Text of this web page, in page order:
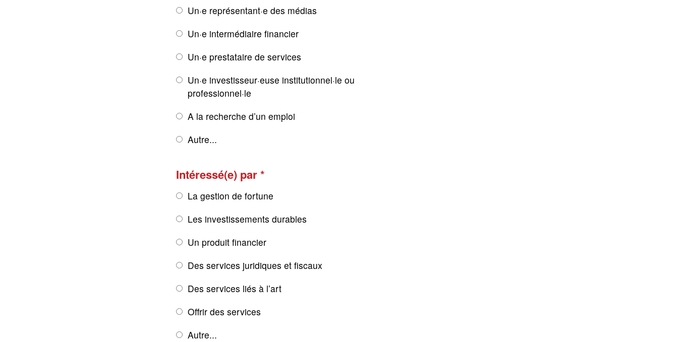
Un·e représentant·e des médias
Un·e intermédiaire financier
Un·e prestataire de services
Un·e investisseur·euse institutionnel·le ou
professionnel·le
A la recherche d’un emploi
Autre...
Intéressé(e) par
La gestion de fortune
Les investissements durables
Un produit financier
Des services juridiques et fiscaux
Des services liés à l’art
Offrir des services
Autre...